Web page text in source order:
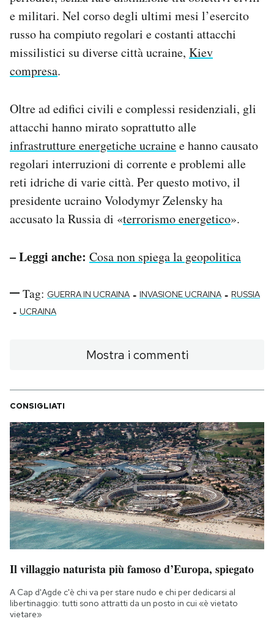
e militari. Nel corso degli ultimi mesi l’esercito
russo ha compiuto regolari e costanti attacchi
missilistici su diverse città ucraine, Kiev
compresa.
Oltre ad edifici civili e complessi residenziali, gli
attacchi hanno mirato soprattutto alle
infrastrutture energetiche ucrainee hanno causato
regolari interruzioni di corrente e problemi alle
reti idriche di varie città. Per questo motivo, il
presidente ucraino Volodymyr Zelensky ha
accusato la Russia di «terrorismo energetico».
– Leggi anche: Cosa non spiega la geopolitica
Tag: GUERRA IN UCRAINA - INVASIONE UCRAINA - RUSSIA
- UCRAINA
Mostra i commenti
CONSIGLIATI
Il villaggio naturista più famoso d’Europa, spiegato
A Cap d'Agde c'è chi va per stare nudo e chi per dedicarsi al
libertinaggio: tutti sono attratti da un posto in cui «è vietato
vietare»